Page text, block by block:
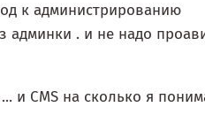
к администрированию
админки . и не надо
и CMS на сколько я